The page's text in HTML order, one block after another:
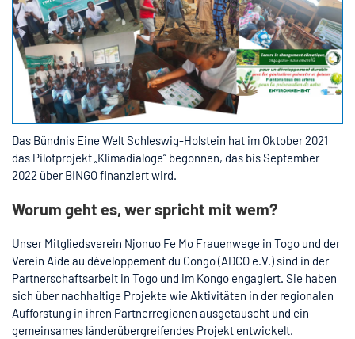
Das Bündnis Eine Welt Schleswig-Holstein hat im Oktober 2021
das Pilotprojekt „Klimadialoge“ begonnen, das bis September
2022 über BINGO finanziert wird.
Worum geht es, wer spricht mit wem?
Unser Mitgliedsverein Njonuo Fe Mo Frauenwege in Togo und der
Verein Aide au développement du Congo (ADCO e.V.) sind in der
Partnerschaftsarbeit in Togo und im Kongo engagiert. Sie haben
sich über nachhaltige Projekte wie Aktivitäten in der regionalen
Aufforstung in ihren Partnerregionen ausgetauscht und ein
gemeinsames länderübergreifendes Projekt entwickelt.